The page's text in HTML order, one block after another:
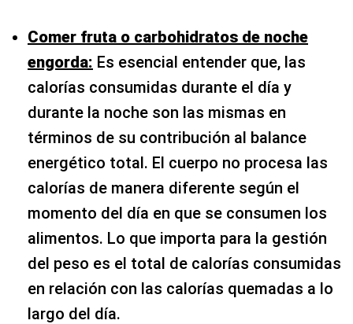
Comer fruta o carbohidratos de noche
engorda: Es esencial entender que, las
calorías consumidas durante el día y
durante la noche son las mismas en
términos de su contribución al balance
energético total. El cuerpo no procesa las
calorías de manera diferente según el
momento del día en que se consumen los
alimentos. Lo que importa para la gestión
del peso es el total de calorías consumidas
en relación con las calorías quemadas a lo
largo del día.